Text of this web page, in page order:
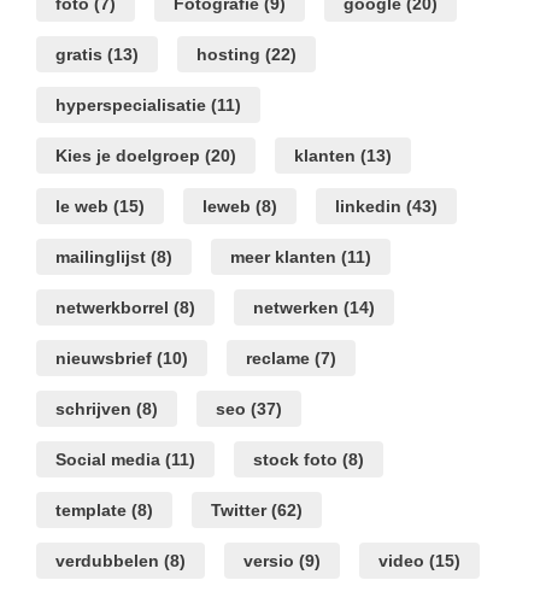
gratis (13) hosting (22)
hyperspecialisatie (11)
Kies je doelgroep (20) klanten (13)
le web (15) leweb (8) linkedin (43)
mailinglijst (8) meer klanten (11)
netwerkborrel (8) netwerken (14)
nieuwsbrief (10) reclame (7)
schrijven (8) seo (37)
Social media (11) stock foto (8)
template (8) Twitter(62)
verdubbelen (8) versio (9) video (15)